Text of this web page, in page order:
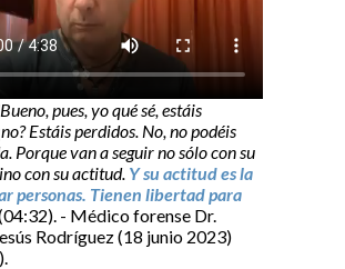
pues, yo qué sé, estáis
Estáis perdidos. No, no podéis
Porque van a seguir no sólo con su
con su actitud. Y su actitud es la
personas. Tienen libertad para
- Médico forense Dr.
Rodríguez (18 junio 2023)